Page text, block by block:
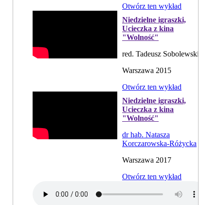
Otwórz ten wykład
Niedzielne igraszki,
Ucieczka z kina
"Wolność"
red. Tadeusz Sobolewski
Warszawa 2015
Otwórz ten wykład
Niedzielne igraszki,
Ucieczka z kina
"Wolność"
dr hab. Natasza
Korczarowska-Różycka
Warszawa 2017
Otwórz ten wykład